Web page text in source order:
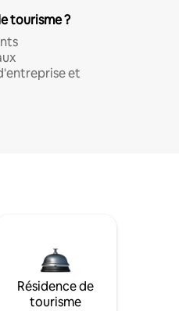
tourisme ?
et
Résidence de
tourisme